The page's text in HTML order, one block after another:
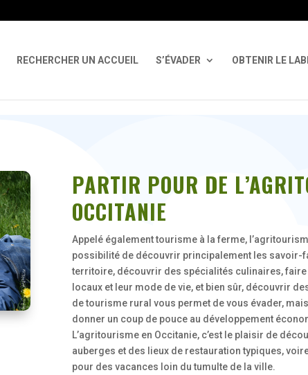
RECHERCHER UN ACCUEIL S’ÉVADER OBTENIR LE
PARTIR POUR DE
OCCITANIE
Appelé également tourisme à la ferme,
possibilité de découvrir principalement les savoir-
territoire, découvrir des spécialités culinaires, faire
locaux et leur mode de vie, et bien sûr, découvrir
de tourisme rural vous permet de vous évader,
donner un coup de pouce au développement
L’agritourisme en Occitanie, c’est le plaisir de
auberges et des lieux de restauration typiques,
pour des vacances loin du tumulte de la ville.